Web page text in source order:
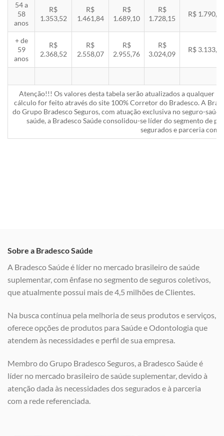
54 a
58
anos
R$
1.353,52
R$
1.461,84
R$
1.689,10
R$
1.728,15
R$
+ de
59
anos
R$
2.368,52
R$
2.558,07
R$
2.955,76
R$
3.024,09
R$
Atenção!!! Os valores desta tabela serão atualizados a qualquer
cálculo for feito através do site 100% Corretor do Bradesco. A
do Grupo Bradesco Seguros, com atuação exclusiva no seguro-
saúde, a Bradesco Saúde consolidou-se líder do segmento de
segurados e parceria com
Sobre a Bradesco Saúde
A Bradesco Saúde é líder no mercado brasileiro de saúde
suplementar, com ênfase no segmento de seguros coletivos,
que atualmente possui mais de 4,5 milhões de Clientes.
Na busca contínua pela melhoria de seus produtos e serviços,
oferece opções de produtos para Saúde e Odontologia que
atendem às necessidades e perfil de sua empresa.
Membro do Grupo Bradesco Seguros, a Bradesco Saúde é
líder no mercado brasileiro de saúde suplementar, devido à
atenção dada às necessidades dos segurados e à parceria
com a rede referenciada.